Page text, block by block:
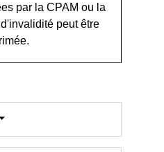
par la CPAM ou la
peut être